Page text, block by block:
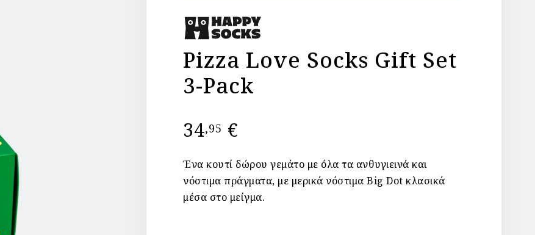
Pizza Love Socks Gift Set
3-Pack
34,95 €
Ένα κουτί δώρου γεμάτο με όλα τα ανθυγιεινά και
νόστιμα πράγματα, με μερικά νόστιμα Big Dot κλασικά
μέσα στο μείγμα.